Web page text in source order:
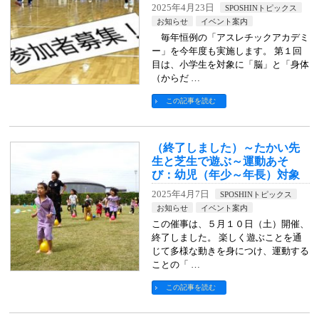
2025年4月23日
SPOSHINトピックス
お知らせ
イベント案内
毎年恒例の「アスレチックアカデミ
ー」を今年度も実施します。 第１回
目は、小学生を対象に「脳」と「身体
（からだ …
この記事を読む
（終了しました）～たかい先
生と芝生で遊ぶ～運動あそ
び：幼児（年少～年長）対象
2025年4月7日
SPOSHINトピックス
お知らせ
イベント案内
この催事は、５月１０日（土）開催、
終了しました。 楽しく遊ぶことを通
じて多様な動きを身につけ、運動する
ことの「 …
この記事を読む